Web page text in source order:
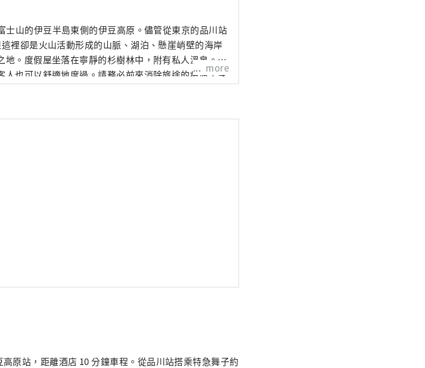
山的伊豆半島東側的伊豆高原。儘管從東京的品川站
裡卻是火山活動形成的山脈、湖泊、懸崖峭壁的海岸
地。度假屋坐落在寧靜的杉樹林中，附有私人溫泉。此
人也可以舒適地度過。請務必前來消除旅途的疲憊，享
more
原站，距離酒店 10 分鐘車程。從品川站搭乘特急舞子約